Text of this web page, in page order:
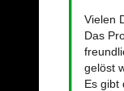
Vielen
Das
gelöst
Es gibt